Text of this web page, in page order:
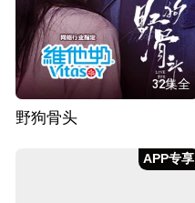
32集全
野狗骨头
APP专享